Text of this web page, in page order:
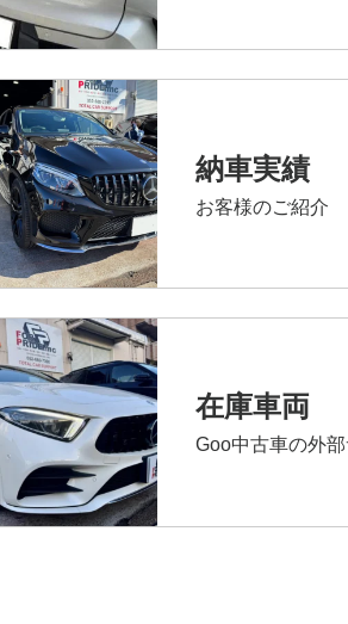
納車実績
お客様のご紹介
在庫車両
Goo中古車の外